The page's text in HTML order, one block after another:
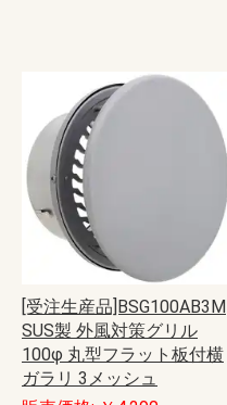
[受注生産品]BSG100AB3M
SUS製 外風対策グリル
100φ 丸型フラット板付横
ガラリ 3メッシュ